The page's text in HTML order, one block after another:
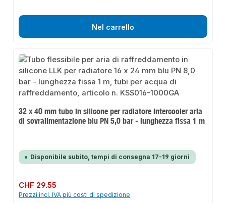
Nel carrello
32 x 40 mm tubo in silicone per radiatore intercooler aria
di sovralimentazione blu PN 5,0 bar - lunghezza fissa 1 m
Disponibile subito, tempi di consegna 17-19 giorni
Prezzo normale:
CHF 29.55
Prezzi incl. IVA più costi di spedizione